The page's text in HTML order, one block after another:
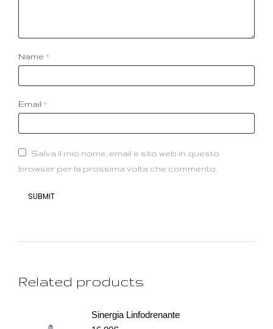
Name *
Email *
Salva il mio nome, email e sito web in questo
browser per la prossima volta che commento.
Related products
Sinergia Linfodrenante